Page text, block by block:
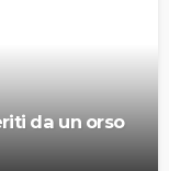
da un orso